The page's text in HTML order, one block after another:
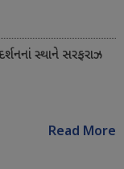
સ્થાને સરફરાઝ
Read More